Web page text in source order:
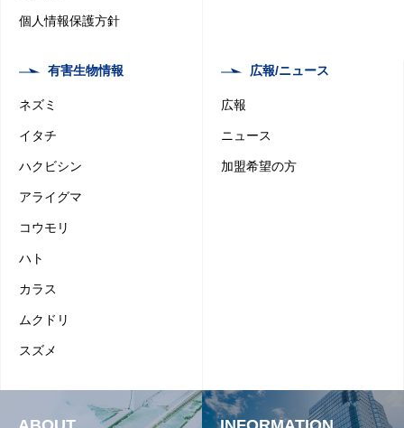
個人情報保護方針
有害生物情報
ネズミ
イタチ
ハクビシン
アライグマ
コウモリ
ハト
カラス
ムクドリ
スズメ
広報/ニュース
広報
ニュース
加盟希望の方